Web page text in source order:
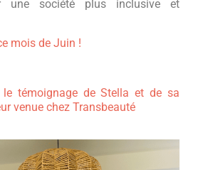
une société plus inclusive et
mois de Juin !
le témoignage de Stella et de sa
venue chez Transbeauté